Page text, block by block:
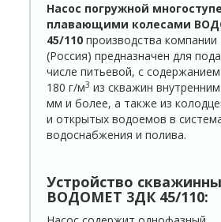
Насос погружной
плавающими колесами
45/110производства
(Россия) предназначен для
числе питьевой, с
180 г/м3 из скважин
мм и более, а также из
и открытых водоемов в
водоснабжения и полива.
Устройство
ВОДОМЕТ 3ДК 45/110: